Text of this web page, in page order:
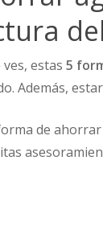
estas 5
Además,
de ahorrar